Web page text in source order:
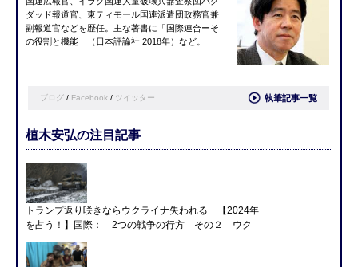
ダッド報道官、東ティモール国連派遣団政務官兼
副報道官などを歴任。主な著書に「国際連合ーそ
の役割と機能」（日本評論社 2018年）など。
ブログ / Facebook / ツイッター 執筆記事一覧
植木安弘の注目記事
トランプ返り咲きならウクライナ失われる 【2024年
を占う！】国際： 2つの戦争の行方 その２ ウク